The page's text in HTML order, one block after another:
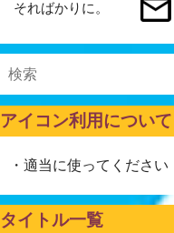
そればかりに。
アイコン利用について
・適当に使ってください
タイトル一覧